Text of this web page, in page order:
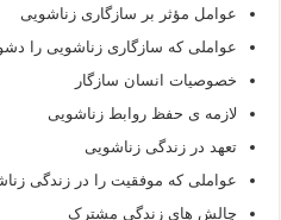
عوامل مؤثر بر سازگاری زناشویی
عواملی که سازگاری زناشویی را
خصوصیات انسان سازگار
لازمه ی حفظ روابط زناشویی
تعهد در زندگی زناشویی
عواملی که موفقیت را در زندگی
چالش های زندگی مشترک